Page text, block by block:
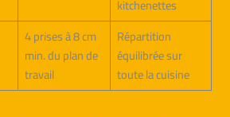
kitchenettes
4 prises à 8 cm
min. du plan de
travail
Répartition
équilibrée sur
toute la cuisine